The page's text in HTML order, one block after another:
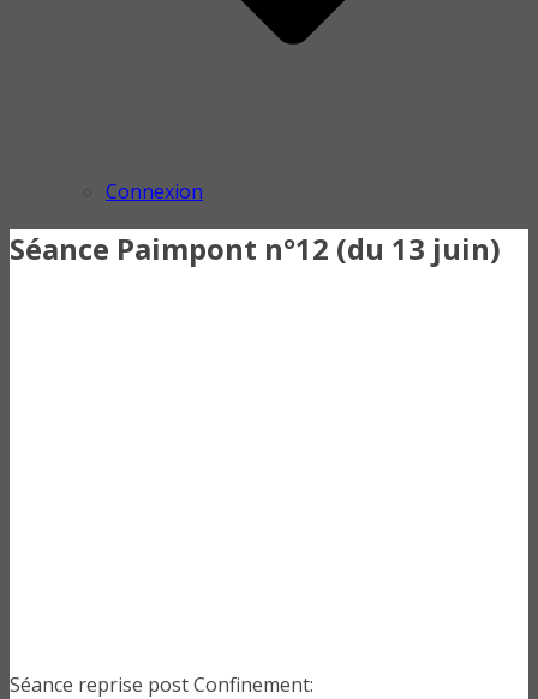
Connexion
Séance Paimpont n°12 (du 13 juin)
Séance reprise post Confinement: